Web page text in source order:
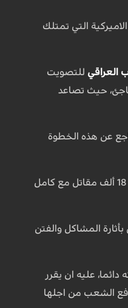
التي تمتلك
العراقي للتصويت
حيث تصاعد
عن هذه الخطوة
الى ذلك كشف معاون الامين العام لحركة النجباء، نصر الشمري، اليوم السبت، عن اعداد القوات الامريكية في العراق، مشيرا أنها تبلغ 18 ألف مقاتل مع كامل
المشاكل والفتن
عليه ان يقرر
الشعب من اجلها